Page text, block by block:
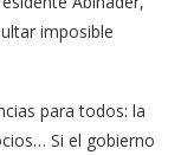
imposible
para todos: la
Si el gobierno